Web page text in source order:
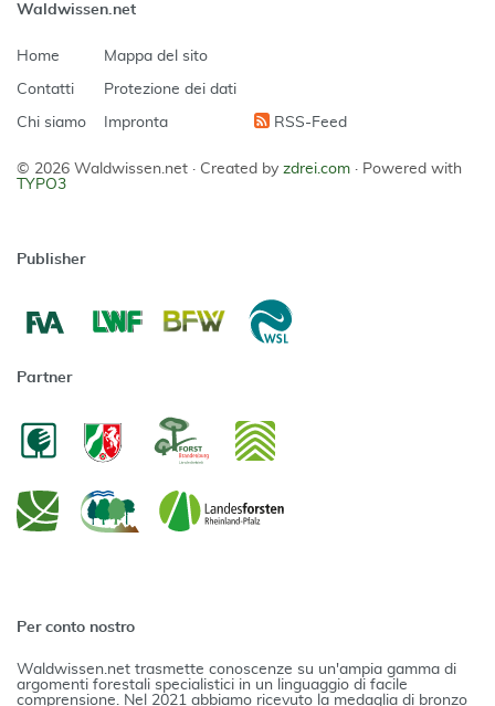
Waldwissen.net
Home
Contatti
Chi siamo
Mappa del sito
Protezione dei dati
Impronta RSS-Feed
© 2026 Waldwissen.net · Created by zdrei.com · Powered with
TYPO3
Publisher
Partner
Per conto nostro
Waldwissen.net trasmette conoscenze su un'ampia gamma di
argomenti forestali specialistici in un linguaggio di facile
comprensione. Nel 2021 abbiamo ricevuto la medaglia di bronzo